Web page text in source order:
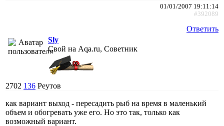
01/01/2007 19:11:14
#392089
Ответить
Sly
Свой на Aqa.ru, Советник
2702 136 Реутов
как вариант выход - пересадить рыб на время в маленький
объем и обогревать уже его. Но это так, только как
возможный вариант.